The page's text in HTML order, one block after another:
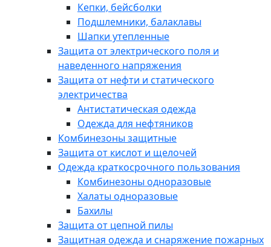
Кепки, бейсболки
Подшлемники, балаклавы
Шапки утепленные
Защита от электрического поля и
наведенного напряжения
Защита от нефти и статического
электричества
Антистатическая одежда
Одежда для нефтяников
Комбинезоны защитные
Защита от кислот и щелочей
Одежда краткосрочного пользования
Комбинезоны одноразовые
Халаты одноразовые
Бахилы
Защита от цепной пилы
Защитная одежда и снаряжение пожарных